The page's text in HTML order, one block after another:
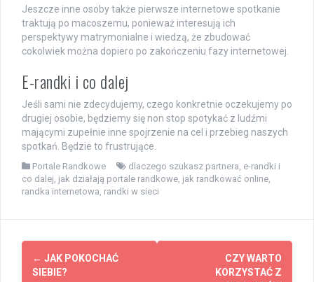
Jeszcze inne osoby także pierwsze internetowe spotkanie
traktują po macoszemu, ponieważ interesują ich
perspektywy matrymonialne i wiedzą, że zbudować
cokolwiek można dopiero po zakończeniu fazy internetowej.
E-randki i co dalej
Jeśli sami nie zdecydujemy, czego konkretnie oczekujemy po
drugiej osobie, będziemy się non stop spotykać z ludźmi
mającymi zupełnie inne spojrzenie na cel i przebieg naszych
spotkań. Będzie to frustrujące.
Portale Randkowe dlaczego szukasz partnera, e-randki i
co dalej, jak działają portale randkowe, jak randkować online,
randka internetowa, randki w sieci
Zobacz
← JAK POKOCHAĆ
SIEBIE?
CZY WARTO
KORZYSTAĆ Z